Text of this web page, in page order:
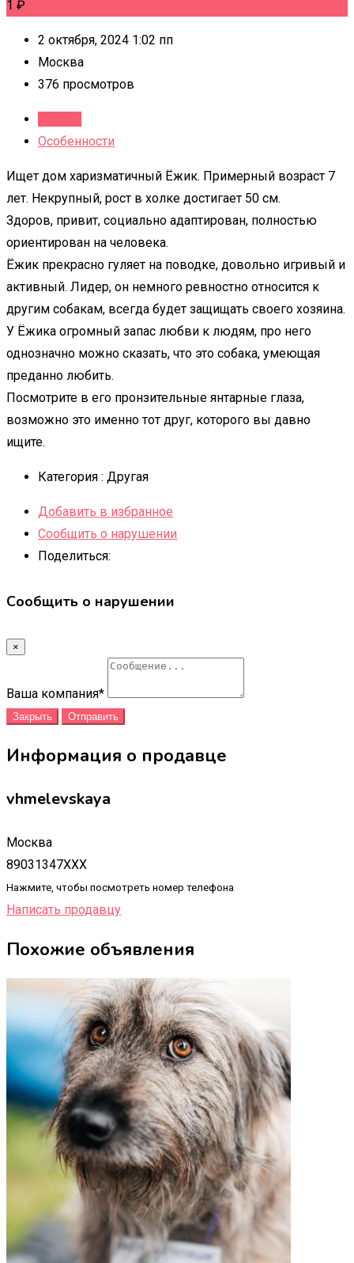
1 ₽
2 октября, 2024 1:02 пп
Москва
376 просмотров
Особенности
Ищет дом харизматичный Ёжик. Примерный возраст 7
лет. Некрупный, рост в холке достигает 50 см.
Здоров, привит, социально адаптирован, полностью
ориентирован на человека.
Ёжик прекрасно гуляет на поводке, довольно игривый и
активный. Лидер, он немного ревностно относится к
другим собакам, всегда будет защищать своего хозяина.
У Ёжика огромный запас любви к людям, про него
однозначно можно сказать, что это собака, умеющая
преданно любить.
Посмотрите в его пронзительные янтарные глаза,
возможно это именно тот друг, которого вы давно
ищите.
Категория : Другая
Добавить в избранное
Сообщить о нарушении
Поделиться:
Сообщить о нарушении
×
Ваша компания*
Закрыть Отправить
Информация о продавце
vhmelevskaya
Москва
89031347XXX
Нажмите, чтобы посмотреть номер телефона
Написать продавцу
Похожие объявления